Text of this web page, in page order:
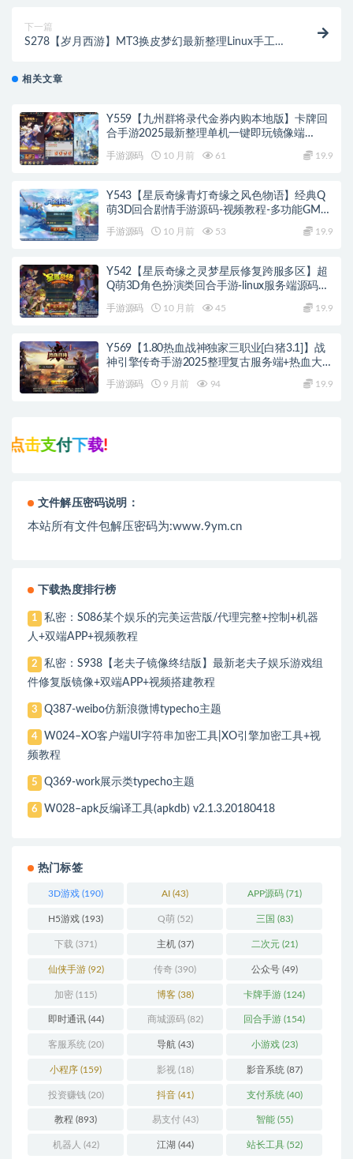
下一篇
S278【岁月西游】MT3换皮梦幻最新整理Linux手工服
相关文章
Y559【九州群将录代金券内购本地版】卡牌回
合手游2025最新整理单机一键即玩镜像端
+Linux手工服务端+本地资源包+GM授权后台
+教程
手游源码 10 月前 61 19.9
Y543【星辰奇缘青灯奇缘之风色物语】经典Q
萌3D回合剧情手游源码-视频教程-多功能GM物
手游源码 10 月前 53 19.9
Y542【星辰奇缘之灵梦星辰修复跨服多区】超
Q萌3D角色扮演类回合手游-linux服务端源码视
手游源码 10 月前 45 19.9
Y569【1.80热血战神独家三职业[白猪3.1]】战
神引擎传奇手游2025整理复古服务端+热血大陆
+蛮荒大陆+黄金大陆
手游源码 9 月前 94 19.9
付下载!
文件解压密码说明：
本站所有文件包解压密码为:www.9ym.cn
下载热度排行榜
1
私密：S086某个娱乐的完美运营版/代理完整+控制+机器
人+双端APP+视频教程
2
私密：S938【老夫子镜像终结版】最新老夫子娱乐游戏组
件修复版镜像+双端APP+视频搭建教程
3 Q387-weibo仿新浪微博typecho主题
4
W024–XO客户端UI字符串加密工具|XO引擎加密工具+视
频教程
5 Q369-work展示类typecho主题
6 W028–apk反编译工具(apkdb) v2.1.3.20180418
热门标签
3D游戏 (190) AI (43) APP源码(71)
H5游戏 (193) Q萌 (52) 三国 (83)
下载 (371) 主机(37) 二次元(21)
仙侠手游(92) 传奇 (390) 公众号(49)
加密 (115) 博客(38) 卡牌手游 (124)
即时通讯(44) 商城源码(82) 回合手游 (154)
客服系统 (20) 导航(43) 小游戏(23)
小程序 (159) 影视(18) 影音系统 (87)
投资赚钱 (20) 抖音(41) 支付系统 (40)
教程 (893) 易支付(43) 智能(55)
机器人 (42) 江湖 (44) 站长工具(52)